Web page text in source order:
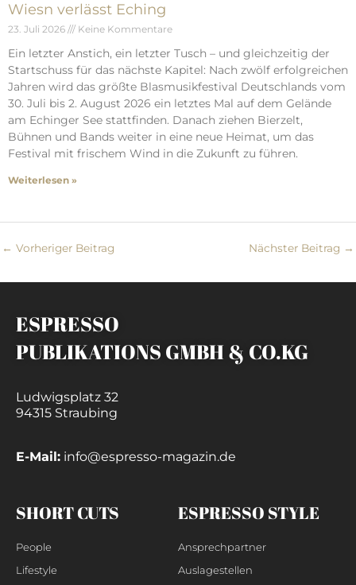
Wiesn verlässt Eching
23. Juli 2026 Keine Kommentare
Ein letzter Anstich, ein letzter Tusch – und gleichzeitig der
Startschuss für das nächste Kapitel: Nach zwölf erfolgreichen
Jahren wird das größte Blasmusikfestival Deutschlands vom
30. Juli bis 2. August 2026 ein letztes Mal auf dem Gelände
am Echinger See stattfinden. Danach ziehen Bierzelt,
Bühnen und Bands weiter in eine neue Heimat, um das
Festival mit frischem Wind in die Zukunft zu führen.
Weiterlesen »
← Vorheriger Beitrag Nächster Beitrag →
ESPRESSO
PUBLIKATIONS GMBH & CO.KG
Ludwigsplatz 32
94315 Straubing
E-Mail: info@espresso-magazin.de
SHORT CUTS
People
Lifestyle
ESPRESSO STYLE
Ansprechpartner
Auslagestellen